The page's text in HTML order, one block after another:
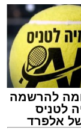
להרשמה
לטניס
אלפרד